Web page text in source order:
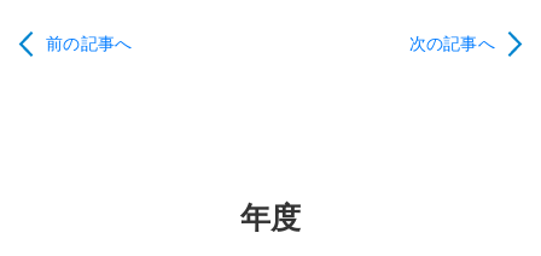
前の記事へ 次の記事へ
年度